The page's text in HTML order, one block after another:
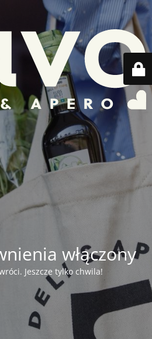
włączony
Jeszcze tylko chwila!